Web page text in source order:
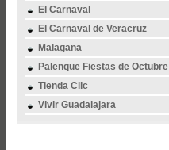
El Carnaval
El Carnaval de Veracruz
Malagana
Palenque Fiestas de Octubre
Tienda Clic
Vivir Guadalajara